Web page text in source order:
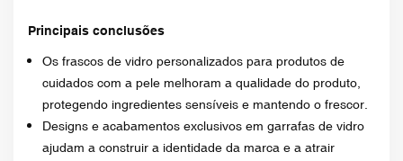
Principais conclusões
Os frascos de vidro personalizados para produtos de
cuidados com a pele melhoram a qualidade do produto,
protegendo ingredientes sensíveis e mantendo o frescor.
Designs e acabamentos exclusivos em garrafas de vidro
ajudam a construir a identidade da marca e a atrair